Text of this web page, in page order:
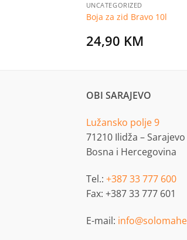
UNCATEGORIZED
Boja za zid Bravo 10l
24,90 KM
OBI SARAJEVO
Lužansko polje 9
71210 Ilidža – Sarajevo
Bosna i Hercegovina
Tel.: +387 33 777 600
Fax: +387 33 777 601
E-mail: